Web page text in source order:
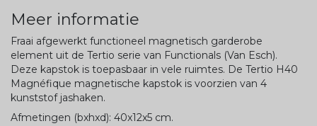
Meer informatie
Fraai afgewerkt functioneel magnetisch garderobe
element uit de Tertio serie van Functionals (Van Esch).
Deze kapstok is toepasbaar in vele ruimtes. De Tertio H40
Magnéfique magnetische kapstok is voorzien van 4
kunststof jashaken.
Afmetingen (bxhxd): 40x12x5 cm.